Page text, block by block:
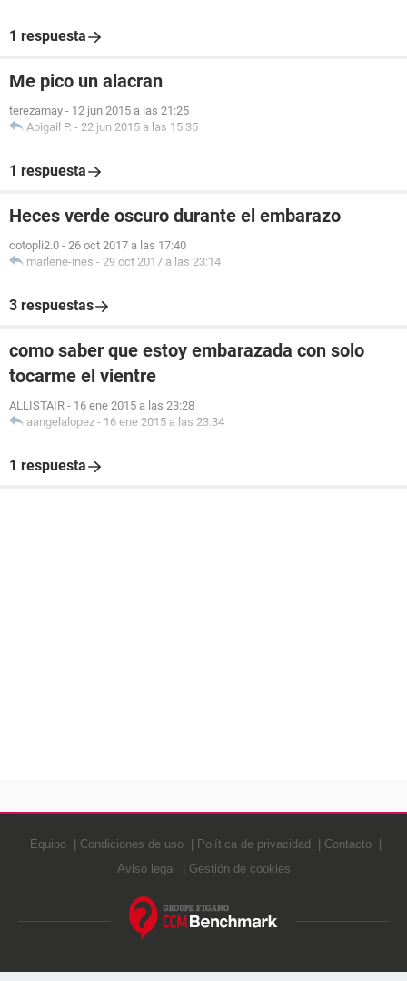
1 respuesta
Me pico un alacran
terezamay - 12 jun 2015 a las 21:25
Abigail P. - 22 jun 2015 a las 15:35
1 respuesta
Heces verde oscuro durante el embarazo
cotopli2.0 - 26 oct 2017 a las 17:40
marlene-ines - 29 oct 2017 a las 23:14
3 respuestas
como saber que estoy embarazada con solo
tocarme el vientre
ALLISTAIR - 16 ene 2015 a las 23:28
aangelalopez - 16 ene 2015 a las 23:34
1 respuesta
Equipo Condiciones de uso Política de privacidad
Contacto
Aviso legal
Gestión de cookies